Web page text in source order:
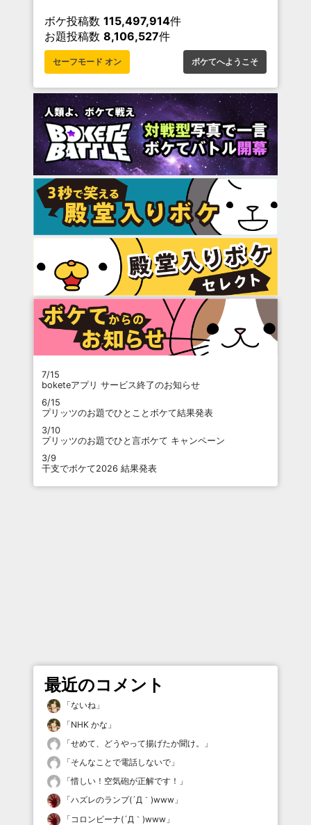
ボケ投稿数 115,497,914件
お題投稿数 8,106,527件
セーフモード オン ボケてへようこそ
7/15
boketeアプリ サービス終了のお知らせ
6/15
プリッツのお題でひとことボケて結果発表
3/10
プリッツのお題でひと言ボケて キャンペーン
3/9
干支でボケて2026 結果発表
最近のコメント
「ないね 」
「NHK かな 」
「せめて、どうやって揚げたか聞け。
」
「そんなことで電話しないで 」
「惜しい！空気砲が正解です！ 」
「ハズレのランプ(´Д｀)www 」
「 コロンビーナ(´Д｀)www 」